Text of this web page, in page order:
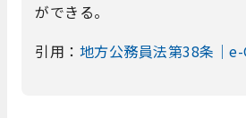
ができる。
引用： 地方公務員法第38条｜